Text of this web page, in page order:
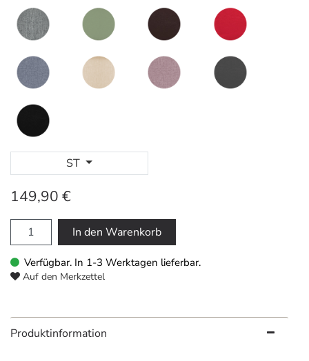
ST
149,90 €
In den Warenkorb
Verfügbar. In 1-3 Werktagen lieferbar.
Auf den Merkzettel
Produktinformation